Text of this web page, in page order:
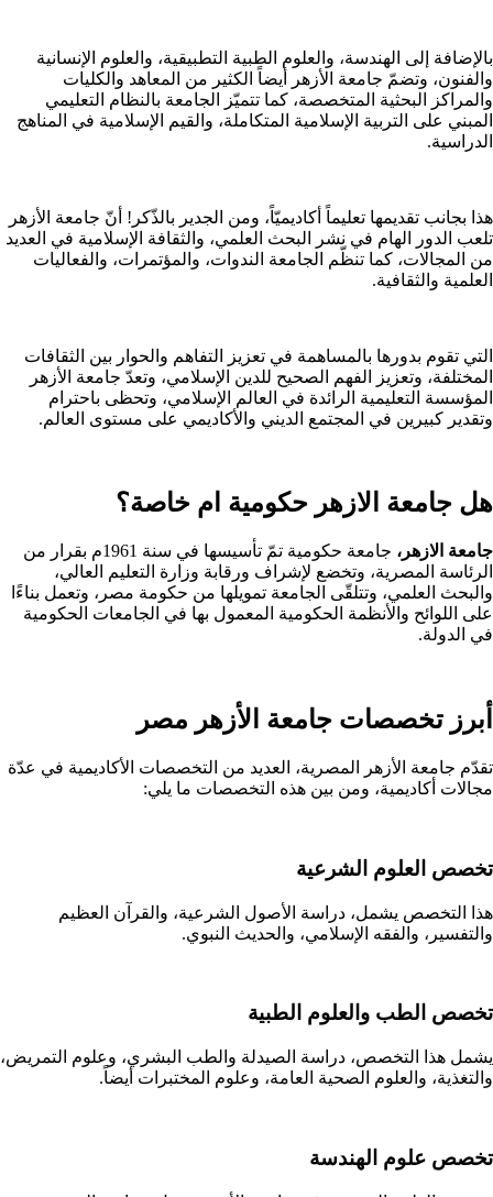
بالإضافة إلى الهندسة، والعلوم الطبية التطبيقية، والعلوم الإنسانية
والفنون، وتضمّ جامعة الأزهر أيضاً الكثير من المعاهد والكليات
والمراكز البحثية المتخصصة، كما تتميّز الجامعة بالنظام التعليمي
المبني على التربية الإسلامية المتكاملة، والقيم الإسلامية في المناهج
الدراسية.
هذا بجانب تقديمها تعليماً أكاديميّاً، ومن الجدير بالذّكر! أنّ جامعة الأزهر
تلعب الدور الهام في نشر البحث العلمي، والثقافة الإسلامية في العديد
من المجالات، كما تنظّم الجامعة الندوات، والمؤتمرات، والفعاليات
العلمية والثقافية.
التي تقوم بدورها بالمساهمة في تعزيز التفاهم والحوار بين الثقافات
المختلفة، وتعزيز الفهم الصحيح للدين الإسلامي، وتعدّ جامعة الأزهر
المؤسسة التعليمية الرائدة في العالم الإسلامي، وتحظى باحترام
وتقدير كبيرين في المجتمع الديني والأكاديمي على مستوى العالم.
هل جامعة الازهر حكومية ام خاصة؟
جامعة الازهر،
جامعة حكومية تمّ تأسيسها في سنة 1961م بقرار من
الرئاسة المصرية، وتخضع لإشراف ورقابة وزارة التعليم العالي،
والبحث العلمي، وتتلقّى الجامعة تمويلها من حكومة مصر، وتعمل بناءًا
على اللوائح والأنظمة الحكومية المعمول بها في الجامعات الحكومية
في الدولة.
أبرز تخصصات جامعة الأزهر مصر
تقدّم جامعة الأزهر المصرية، العديد من التخصصات الأكاديمية في عدّة
مجالات أكاديمية، ومن بين هذه التخصصات ما يلي:
تخصص العلوم الشرعية
هذا التخصص يشمل، دراسة الأصول الشرعية، والقرآن العظيم
والتفسير، والفقه الإسلامي، والحديث النبوي.
تخصص الطب والعلوم الطبية
يشمل هذا التخصص، دراسة الصيدلة والطب البشري، وعلوم التمريض،
والتغذية، والعلوم الصحية العامة، وعلوم المختبرات أيضاً.
تخصص علوم الهندسة